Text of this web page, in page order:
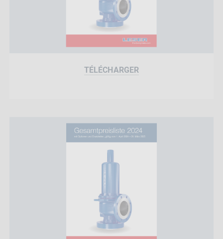
TÉLÉCHARGER